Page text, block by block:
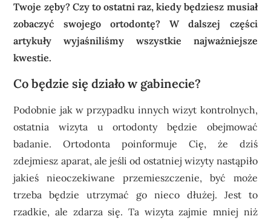
Twoje zęby? Czy to ostatni raz, kiedy będziesz musiał
zobaczyć swojego ortodontę? W dalszej części
artykuły wyjaśniliśmy wszystkie najważniejsze
kwestie.
Co będzie się działo w gabinecie?
Podobnie jak w przypadku innych wizyt kontrolnych,
ostatnia wizyta u ortodonty będzie obejmować
badanie. Ortodonta poinformuje Cię, że dziś
zdejmiesz aparat, ale jeśli od ostatniej wizyty nastąpiło
jakieś nieoczekiwane przemieszczenie, być może
trzeba będzie utrzymać go nieco dłużej. Jest to
rzadkie, ale zdarza się. Ta wizyta zajmie mniej niż